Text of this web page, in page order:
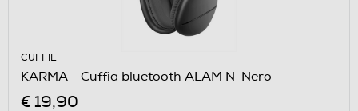
CUFFIE
KARMA - Cuffia bluetooth ALAM N-Nero
€ 19,90